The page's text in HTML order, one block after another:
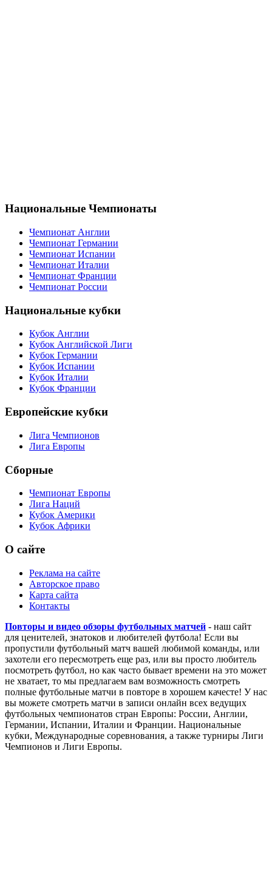
Национальные Чемпионаты
Чемпионат Англии
Чемпионат Германии
Чемпионат Испании
Чемпионат Италии
Чемпионат Франции
Чемпионат России
Национальные кубки
Кубок Англии
Кубок Английской Лиги
Кубок Германии
Кубок Испании
Кубок Италии
Кубок Франции
Европейские кубки
Лига Чемпионов
Лига Европы
Сборные
Чемпионат Европы
Лига Наций
Кубок Америки
Кубок Африки
О сайте
Реклама на сайте
Авторское право
Карта сайта
Контакты
Повторы и видео обзоры футбольных матчей - наш сайт
для ценителей, знатоков и любителей футбола! Если вы
пропустили футбольный матч вашей любимой команды, или
захотели его пересмотреть еще раз, или вы просто любитель
посмотреть футбол, но как часто бывает времени на это может
не хватает, то мы предлагаем вам возможность смотреть
полные футбольные матчи в повторе в хорошем качесте! У нас
вы можете смотреть матчи в записи онлайн всех ведущих
футбольных чемпионатов стран Европы: России, Англии,
Германии, Испании, Италии и Франции. Национальные
кубки, Международные соревнования, а также турниры Лиги
Чемпионов и Лиги Европы.